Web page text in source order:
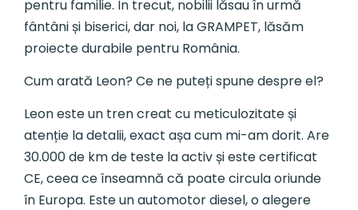
pentru familie. În trecut, nobilii lăsau în urmă
fântâni și biserici, dar noi, la GRAMPET, lăsăm
proiecte durabile pentru România.
Cum arată Leon? Ce ne puteți spune despre el?
Leon este un tren creat cu meticulozitate și
atenție la detalii, exact așa cum mi-am dorit. Are
30.000 de km de teste la activ și este certificat
CE, ceea ce înseamnă că poate circula oriunde
în Europa. Este un automotor diesel, o alegere